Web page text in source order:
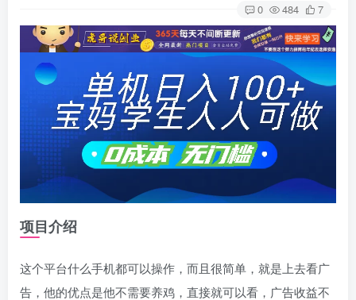
0 484 7
项目介绍
这个平台什么手机都可以操作，而且很简单，就是上去看广
告，他的优点是他不需要养鸡，直接就可以看，广告收益不